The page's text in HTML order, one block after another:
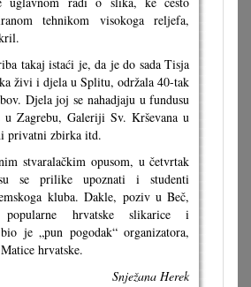
tehnikom visokoga reljefa,
takaj istaći je, da je do sada Tisja
živi i djela u Splitu, održala 40-tak
Djela joj se nahadjaju u fundusu
u Zagrebu, Galeriji Sv. Krševana u
privatni zbirka itd.
stvaralačkim opusom, u četvrtak
se prilike upoznati i studenti
kluba. Dakle, poziv u Beč,
hrvatske slikarice i
je „pun pogodak“ organizatora,
hrvatske.
Snježana Herek